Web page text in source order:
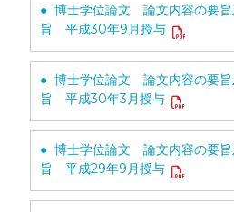
● 博士学位論文 論文内容の要旨
旨 平成30年9月授与
● 博士学位論文 論文内容の要旨
旨 平成30年3月授与
● 博士学位論文 論文内容の要旨
旨 平成29年9月授与